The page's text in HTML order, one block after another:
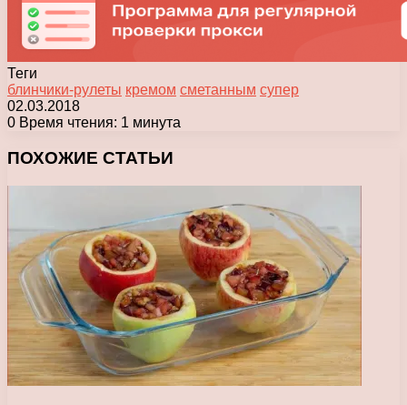
Теги
блинчики-рулеты кремом сметанным супер
02.03.2018
0 Время чтения: 1 минута
ПОХОЖИЕ СТАТЬИ